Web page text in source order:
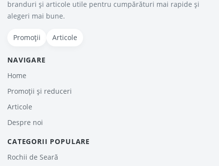
branduri și articole utile pentru cumpărături mai rapide și
alegeri mai bune.
Promoții Articole
NAVIGARE
Home
Promoții și reduceri
Articole
Despre noi
CATEGORII POPULARE
Rochii de Seară